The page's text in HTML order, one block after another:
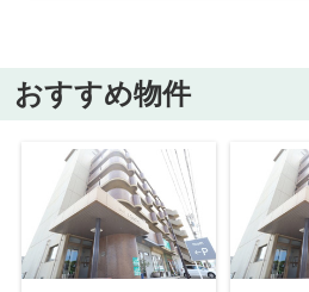
おすすめ物件